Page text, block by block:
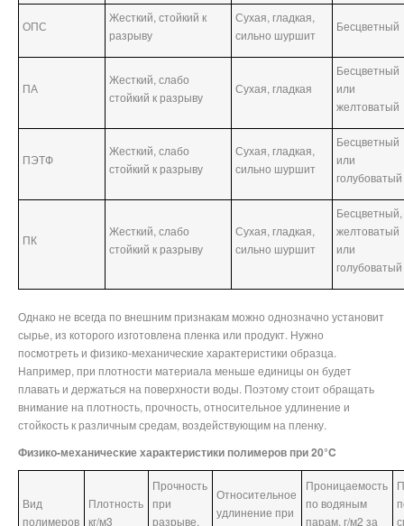
ОПС
Жесткий, стойкий к
разрыву
Сухая, гладкая,
сильно шуршит
Бесцветный
ПА
Жесткий, слабо
стойкий к разрыву
Сухая, гладкая
Бесцветный
или
желтоватый
ПЭТФ
Жесткий, слабо
стойкий к разрыву
Сухая, гладкая,
сильно шуршит
Бесцветный
или
голубоватый
ПК
Жесткий, слабо
стойкий к разрыву
Сухая, гладкая,
сильно шуршит
Бесцветный,
желтоватый
или
голубоватый
Однако не всегда по внешним признакам можно однозначно установит
сырье, из которого изготовлена пленка или продукт. Нужно
посмотреть и физико-механические характеристики образца.
Например, при плотности материала меньше единицы он будет
плавать и держаться на поверхности воды. Поэтому стоит обращать
внимание на плотность, прочность, относительное удлинение и
стойкость к различным средам, воздействующим на пленку.
Физико-механические характеристики полимеров при 20°C
Вид
полимеров
Плотность
кг/м3
Прочность
при
разрыве,
Относительное
удлинение при
Проницаемость
по водяным
парам, г/м2 за